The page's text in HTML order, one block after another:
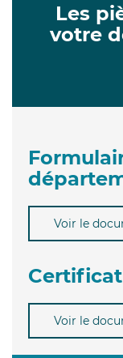
Les
votre
Voir le
Voir le